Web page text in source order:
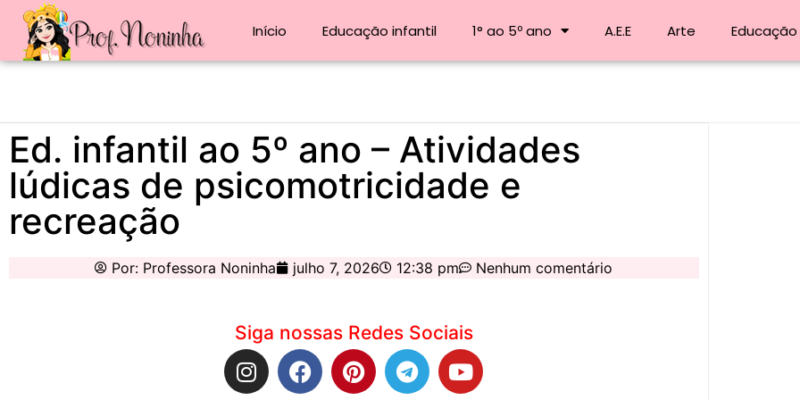
Início Educação infantil 1° ao 5º ano A.E.E Arte Educação
Ed. infantil ao 5º ano – Atividades
lúdicas de psicomotricidade e
recreação
Por: Professora Noninha julho 7, 2026 12:38 pm Nenhum comentário
Siga nossas Redes Sociais